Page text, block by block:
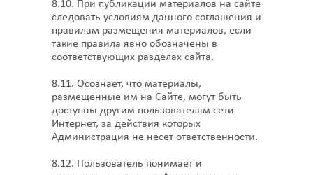
8.10. При публикации материалов на сайте
следовать условиям данного соглашения и
правилам размещения материалов, если
такие правила явно обозначены в
соответствующих разделах сайта.
8.11. Осознает, что материалы,
размещенные им на Сайте, могут быть
доступны другим пользователям сети
Интернет, за действия которых
Администрация не несет ответственности.
8.12. Пользователь понимает и